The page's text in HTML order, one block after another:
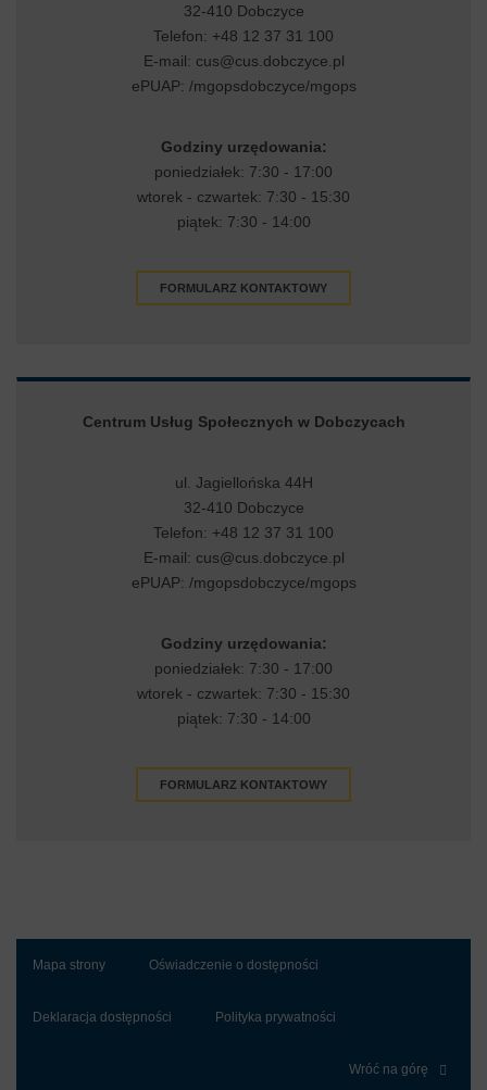
32-410 Dobczyce
Telefon: +48 12 37 31 100
E-mail: cus@cus.dobczyce.pl
ePUAP: /mgopsdobczyce/mgops
Godziny urzędowania:
poniedziałek: 7:30 - 17:00
wtorek - czwartek: 7:30 - 15:30
piątek: 7:30 - 14:00
FORMULARZ KONTAKTOWY
Centrum Usług Społecznych w Dobczycach
ul. Jagiellońska 44H
32-410 Dobczyce
Telefon: +48 12 37 31 100
E-mail: cus@cus.dobczyce.pl
ePUAP: /mgopsdobczyce/mgops
Godziny urzędowania:
poniedziałek: 7:30 - 17:00
wtorek - czwartek: 7:30 - 15:30
piątek: 7:30 - 14:00
FORMULARZ KONTAKTOWY
Mapa strony Oświadczenie o dostępności
Deklaracja dostępności Polityka prywatności
Wróć na górę